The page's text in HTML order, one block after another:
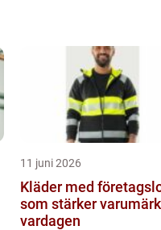
11 juni 2026
Kläder med
som stärker
vardagen